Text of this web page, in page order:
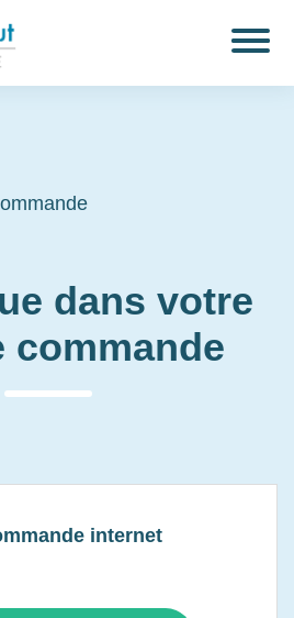
dans votre
commande
internet